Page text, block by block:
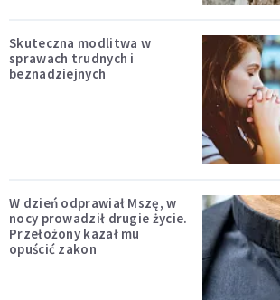
Skuteczna modlitwa w
sprawach trudnych i
beznadziejnych
W dzień odprawiał Mszę, w
nocy prowadził drugie życie.
Przełożony kazał mu
opuścić zakon